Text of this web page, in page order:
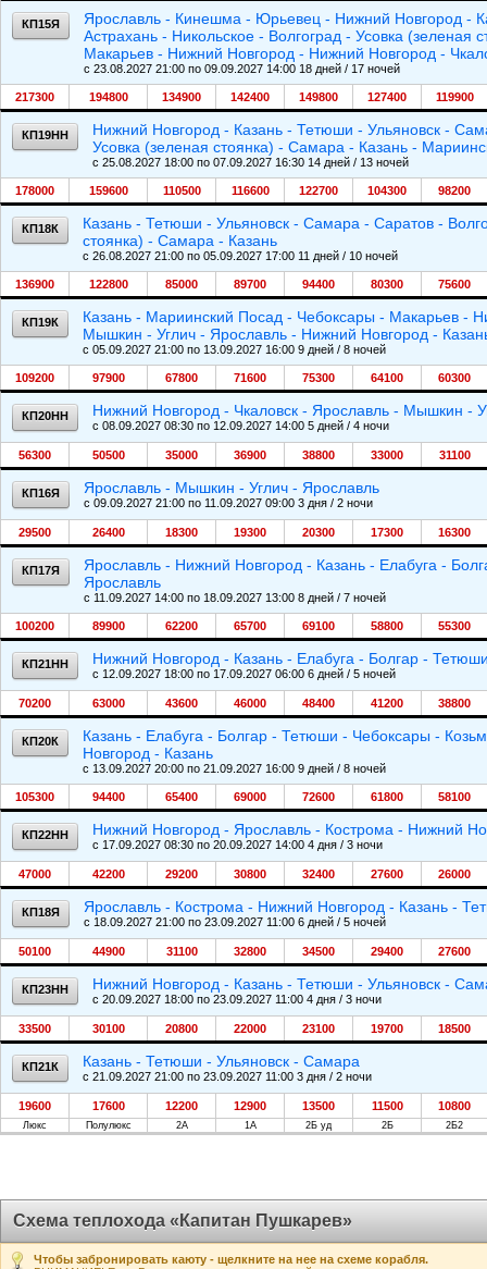
КП15Я
Ярославль - Кинешма - Юрьевец - Нижний Новгород -
Астрахань - Никольское - Волгоград - Усовка
Макарьев - Нижний Новгород - Нижний Новгород -
c 23.08.2027 21:00 по 09.09.2027 14:00 18 дней / 17 ночей
217300 194800 134900 142400 149800 127400 119900
КП19НН
Нижний Новгород - Казань - Тетюши - Ульяновск -
Усовка (зеленая стоянка) - Самара - Казань -
c 25.08.2027 18:00 по 07.09.2027 16:30 14 дней / 13 ночей
178000 159600 110500 116600 122700 104300 98200
КП18К
Казань - Тетюши - Ульяновск - Самара - Саратов -
стоянка) - Самара - Казань
c 26.08.2027 21:00 по 05.09.2027 17:00 11 дней / 10 ночей
136900 122800 85000 89700 94400 80300 75600
КП19К
Казань - Мариинский Посад - Чебоксары - Макарьев -
Мышкин - Углич - Ярославль - Нижний Новгород -
c 05.09.2027 21:00 по 13.09.2027 16:00 9 дней / 8 ночей
109200 97900 67800 71600 75300 64100 60300
КП20НН Нижний Новгород - Чкаловск - Ярославль - Мышкин -
c 08.09.2027 08:30 по 12.09.2027 14:00 5 дней / 4 ночи
56300 50500 35000 36900 38800 33000 31100
КП16Я Ярославль - Мышкин - Углич - Ярославль
c 09.09.2027 21:00 по 11.09.2027 09:00 3 дня / 2 ночи
29500 26400 18300 19300 20300 17300 16300
КП17Я
Ярославль - Нижний Новгород - Казань - Елабуга -
Ярославль
c 11.09.2027 14:00 по 18.09.2027 13:00 8 дней / 7 ночей
100200 89900 62200 65700 69100 58800 55300
КП21НН Нижний Новгород - Казань - Елабуга - Болгар -
c 12.09.2027 18:00 по 17.09.2027 06:00 6 дней / 5 ночей
70200 63000 43600 46000 48400 41200 38800
КП20К
Казань - Елабуга - Болгар - Тетюши - Чебоксары -
Новгород - Казань
c 13.09.2027 20:00 по 21.09.2027 16:00 9 дней / 8 ночей
105300 94400 65400 69000 72600 61800 58100
КП22НН Нижний Новгород - Ярославль - Кострома - Нижний
c 17.09.2027 08:30 по 20.09.2027 14:00 4 дня / 3 ночи
47000 42200 29200 30800 32400 27600 26000
КП18Я Ярославль - Кострома - Нижний Новгород - Казань -
c 18.09.2027 21:00 по 23.09.2027 11:00 6 дней / 5 ночей
50100 44900 31100 32800 34500 29400 27600
КП23НН Нижний Новгород - Казань - Тетюши - Ульяновск -
c 20.09.2027 18:00 по 23.09.2027 11:00 4 дня / 3 ночи
33500 30100 20800 22000 23100 19700 18500
КП21К Казань - Тетюши - Ульяновск - Самара
c 21.09.2027 21:00 по 23.09.2027 11:00 3 дня / 2 ночи
19600 17600 12200 12900 13500 11500 10800
Люкс Полулюкс 2А 1А 2Б уд 2Б 2Б2
Схема теплохода «Капитан Пушкарев»
Чтобы забронировать каюту - щелкните на нее на схеме корабля.